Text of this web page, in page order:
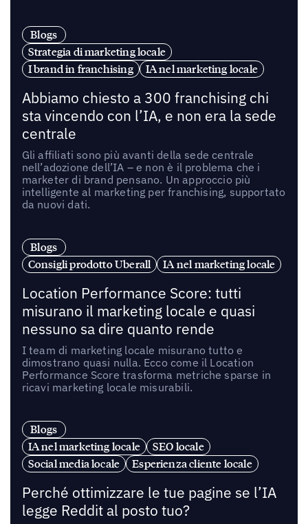
Blogs
Strategia di marketing locale
I brand in franchising
IA nel marketing locale
Abbiamo chiesto a 300 franchising chi
sta vincendo con l’IA, e non era la sede
centrale
Gli affiliati sono più avanti della sede centrale
nell’adozione dell’IA – e non è il problema che i
marketer di brand pensano. Un approccio più
intelligente al marketing per franchising, supportato
da nuovi dati.
Blogs
Consigli prodotto Uberall
IA nel marketing locale
Location Performance Score: tutti
misurano il marketing locale e quasi
nessuno sa dire quanto rende
I team di marketing locale misurano tutto e
dimostrano quasi nulla. Ecco come il Location
Performance Score trasforma metriche sparse in
ricavi marketing locale misurabili.
Blogs
IA nel marketing locale
SEO locale
Social media locale
Esperienza cliente locale
Perché ottimizzare le tue pagine se l’IA
legge Reddit al posto tuo?